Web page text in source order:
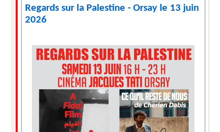
Regards sur la Palestine - Orsay le 13 juin
2026